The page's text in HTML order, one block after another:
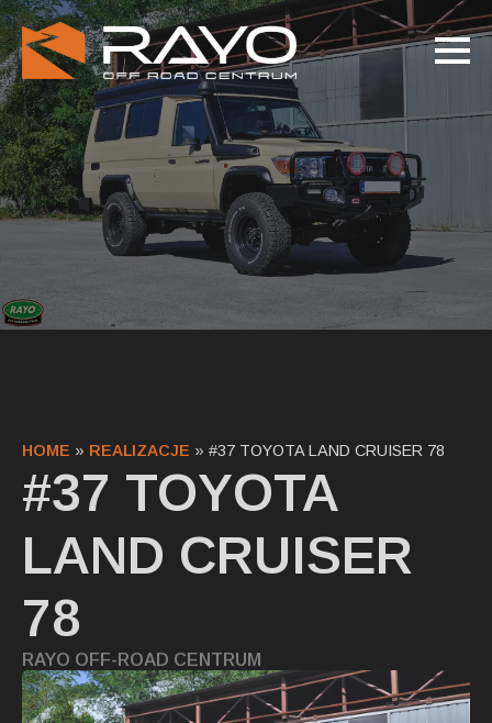
HOME » REALIZACJE » #37 TOYOTA LAND CRUISER 78
#37 TOYOTA
LAND CRUISER
78
RAYO OFF-ROAD CENTRUM